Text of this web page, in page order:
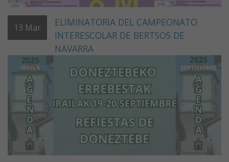
13 Mar
ELIMINATORIA DEL CAMPEONATO
INTERESCOLAR DE BERTSOS DE
NAVARRA